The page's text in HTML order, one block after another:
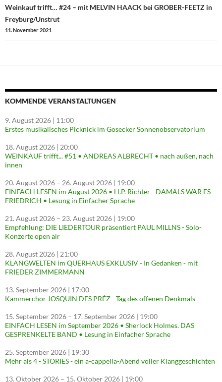
Weinkauf trifft… #24 – mit MELVIN HAACK bei GROBER-FEETZ in
Freyburg/Unstrut
11. November 2021
KOMMENDE VERANSTALTUNGEN
9. August 2026 | 11:00
Erstes musikalisches Picknick im Gosecker Sonnenobservatorium
18. August 2026 | 20:00
WEINKAUF trifft... #51 • ANDREAS ALBRECHT • nach außen, nach
innen
20. August 2026 – 26. August 2026 | 19:00
EINFACH LESEN im August 2026 • H.P. Richter - DAMALS WAR ES
FRIEDRICH • Lesung in Einfacher Sprache
21. August 2026 – 23. August 2026 | 19:00
Empfehlung: DIE LIEDERTOUR präsentiert PAUL MILLNS - Solo-
Konzerte open air
28. August 2026 | 21:00
KLANGWELTEN im QUERHAUS EXKLUSIV - In Gedanken - mit
FRIEDER ZIMMERMANN
13. September 2026 | 17:00
Kammerchor JOSQUIN DES PRÉZ - Tag des offenen Denkmals
15. September 2026 – 17. September 2026 | 19:00
EINFACH LESEN im September 2026 • Sherlock Holmes. DAS
GESPRENKELTE BAND • Lesung in Einfacher Sprache
25. September 2026 | 19:30
Mehr als 4 - STORIES - ein a-cappella-Abend voller Klanggeschichten
13. Oktober 2026 – 15. Oktober 2026 | 19:00